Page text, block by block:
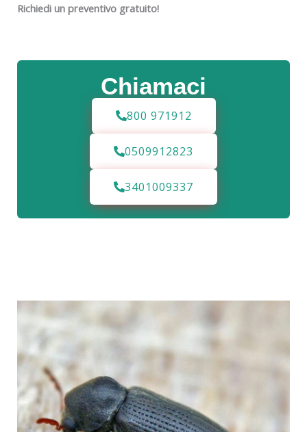
Chiamaci
800 971912
0509912823
3401009337
Richiedi un preventivo gratuito!